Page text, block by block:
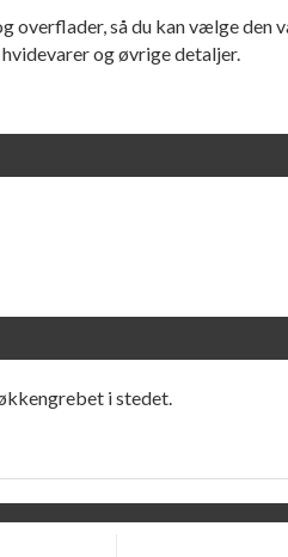
overflader, så du kan vælge den
og øvrige detaljer.
i stedet.